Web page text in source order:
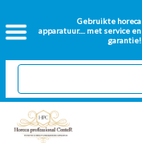
Gebruikte horeca
apparatuur.... met service en
garantie!
Home
2dehands Horeca
Nieuwe apparatuur